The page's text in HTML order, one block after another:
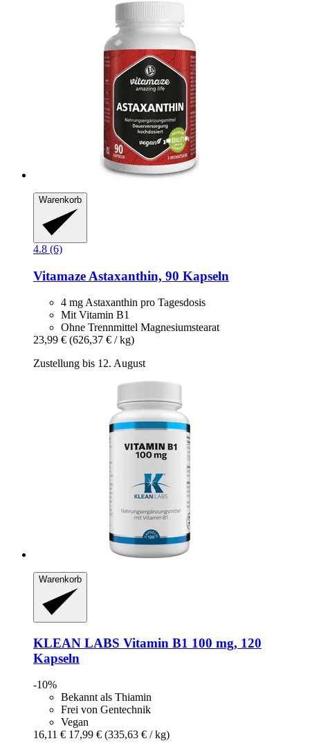
Warenkorb
4.8 (6)
Vitamaze Astaxanthin, 90 Kapseln
4 mg Astaxanthin pro Tagesdosis
Mit Vitamin B1
Ohne Trennmittel Magnesiumstearat
23,99 € (626,37 € / kg)
Zustellung bis 12. August
Warenkorb
KLEAN LABS Vitamin B1 100 mg, 120
Kapseln
-10%
Bekannt als Thiamin
Frei von Gentechnik
Vegan
16,11 € 17,99 € (335,63 € / kg)